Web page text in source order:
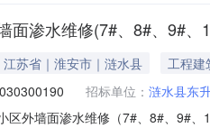
面渗水维修(7#、8#、9#
江苏省｜淮安市｜涟水县 工程建
招标单位： 涟水县东
区外墙面渗水维修（7#、8#、9#